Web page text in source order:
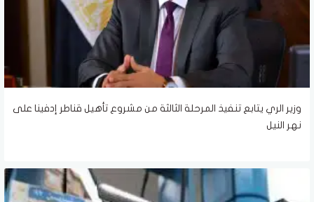
وزير الري يتابع تنفيذ المرحلة الثالثة من مشروع تأهيل قناطر إدفينا على
نهر النيل